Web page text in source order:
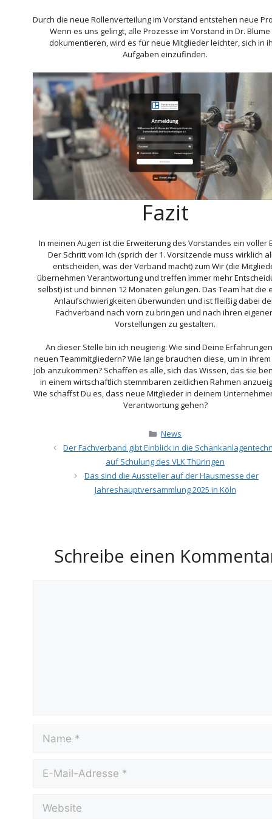
Durch die neue Rollenverteilung im Vorstand entstehen neue
Wenn es uns gelingt, alle Prozesse im Vorstand in Dr. Blume
dokumentieren, wird es für neue Mitglieder leichter, sich in
Aufgaben einzufinden.
Fazit
In meinen Augen ist die Erweiterung des Vorstandes ein voller
Der Schritt vom Ich (sprich der 1. Vorsitzende muss wirklich
entscheiden, was der Verband macht) zum Wir (die
übernehmen Verantwortung und treffen immer mehr
selbst) ist und binnen 12 Monaten gelungen. Das Team hat die
Anlaufschwierigkeiten überwunden und ist fleißig dabei
Fachverband nach vorn zu bringen und nach ihren
Vorstellungen zu gestalten.
An dieser Stelle bin ich neugierig: Wie sind Deine
neuen Teammitgliedern? Wie lange brauchen diese, um in
Job anzukommen? Schaffen es alle, sich das Wissen, das sie
in einem wirtschaftlich stemmbaren zeitlichen Rahmen
Wie schaffst Du es, dass neue Mitglieder in deinem
Verantwortung gehen?
Kategorien
News
Der Fachverband gibt Einblick in die
auf Schulung des VLK Thüringen
Das sind die Aussteller auf der Hausmesse der
Jahreshauptversammlung 2025 in Köln
Schreibe einen
Mail-